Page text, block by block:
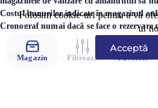
Folosim cookie-uri pentru a vă
ul
Acceptă
Costul bunurilor indicate în magazinul
Cronograf numai dacă se face o
©2000 - 2026 Ceasuri.md
Magazin Filtrează